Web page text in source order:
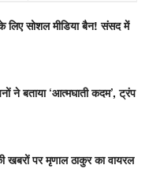
सोशल मीडिया बैन! संसद में
ने बताया ‘आत्मघाती कदम’, ट्रंप
खबरों पर मृणाल ठाकुर का वायरल